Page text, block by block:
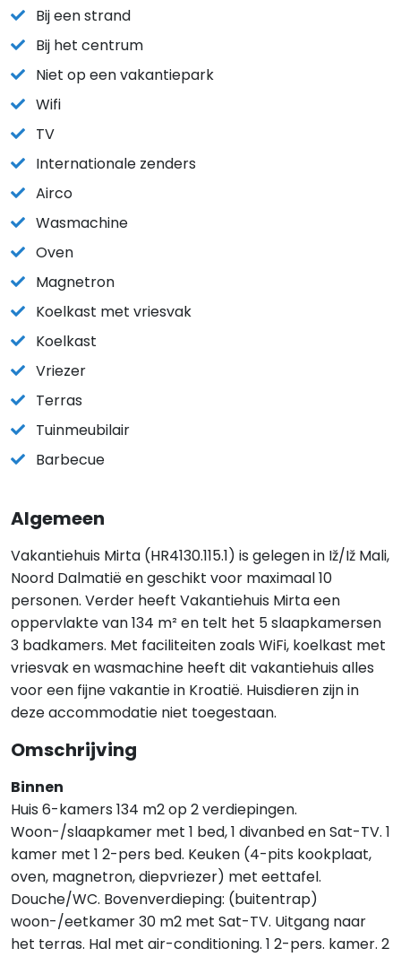
Bij een strand
Bij het centrum
Niet op een vakantiepark
Wifi
TV
Internationale zenders
Airco
Wasmachine
Oven
Magnetron
Koelkast met vriesvak
Koelkast
Vriezer
Terras
Tuinmeubilair
Barbecue
Algemeen
Vakantiehuis Mirta (HR4130.115.1) is gelegen in Iž/Iž Mali,
Noord Dalmatië en geschikt voor maximaal 10
personen. Verder heeft Vakantiehuis Mirta een
oppervlakte van 134 m² en telt het 5 slaapkamersen
3 badkamers. Met faciliteiten zoals WiFi, koelkast met
vriesvak en wasmachine heeft dit vakantiehuis alles
voor een fijne vakantie in Kroatië. Huisdieren zijn in
deze accommodatie niet toegestaan.
Omschrijving
Binnen
Huis 6-kamers 134 m2 op 2 verdiepingen.
Woon-/slaapkamer met 1 bed, 1 divanbed en Sat-TV. 1
kamer met 1 2-pers bed. Keuken (4-pits kookplaat,
oven, magnetron, diepvriezer) met eettafel.
Douche/WC. Bovenverdieping: (buitentrap)
woon-/eetkamer 30 m2 met Sat-TV. Uitgang naar
het terras. Hal met air-conditioning. 1 2-pers. kamer. 2